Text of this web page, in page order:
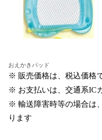
おえかきパッド
※ 販売価格は、税込価格
※ お支払いは、交通系IC
※ 輸送障害時等の場合は
ります